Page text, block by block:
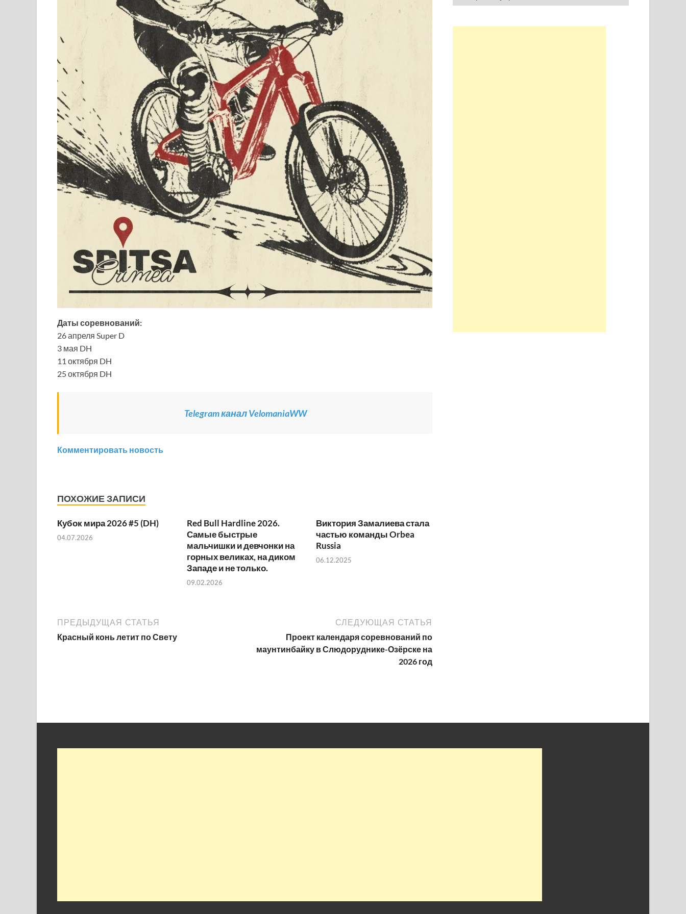
Даты соревнований:
26 апреля Super D
3 мая DH
11 октября DH
25 октября DH
Telegram канал VelomaniaWW
Комментировать новость
ПОХОЖИЕ ЗАПИСИ
Кубок мира 2026 #5 (DH)
04.07.2026
Red Bull Hardline 2026.
Самые быстрые
мальчишки и девчонки на
горных великах, на диком
Западе и не только.
09.02.2026
Виктория Замалиева стала
частью команды Orbea
Russia
06.12.2025
ПРЕДЫДУЩАЯ СТАТЬЯ
Красный конь летит по Свету
СЛЕДУЮЩАЯ СТАТЬЯ
Проект календаря соревнований по
маунтинбайку в Слюдоруднике-Озёрске на
2026 год